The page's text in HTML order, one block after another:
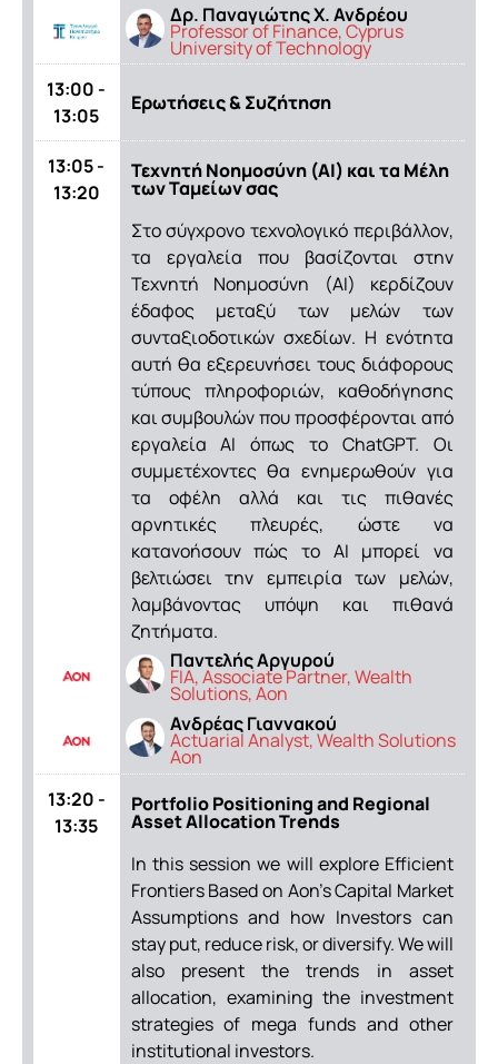
Δρ. Παναγιώτης Χ. Ανδρέου
Professor of Finance, Cyprus
University of Technology
13:00 -
13:05
Ερωτήσεις & Συζήτηση
13:05 -
13:20
Τεχνητή Νοημοσύνη (AI) και τα Μέλη
των Ταμείων σας
Στο σύγχρονο τεχνολογικό περιβάλλον,
τα εργαλεία που βασίζονται στην
Τεχνητή Νοημοσύνη (AI) κερδίζουν
έδαφος μεταξύ των μελών των
συνταξιοδοτικών σχεδίων. Η ενότητα
αυτή θα εξερευνήσει τους διάφορους
τύπους πληροφοριών, καθοδήγησης
και συμβουλών που προσφέρονται από
εργαλεία AI όπως το ChatGPT. Οι
συμμετέχοντες θα ενημερωθούν για
τα οφέλη αλλά και τις πιθανές
αρνητικές πλευρές, ώστε να
κατανοήσουν πώς το AI μπορεί να
βελτιώσει την εμπειρία των μελών,
λαμβάνοντας υπόψη και πιθανά
ζητήματα.
Παντελής Αργυρού
FIA, Associate Partner, Wealth
Solutions, Aon
Ανδρέας Γιαννακού
Actuarial Analyst, Wealth Solutions
Aon
13:20 -
13:35
Portfolio Positioning and Regional
Asset Allocation Trends
In this session we will explore Efficient
Frontiers Based on Aon’s Capital Market
Assumptions and how Investors can
stay put, reduce risk, or diversify. We will
also present the trends in asset
allocation, examining the investment
strategies of mega funds and other
institutional investors.